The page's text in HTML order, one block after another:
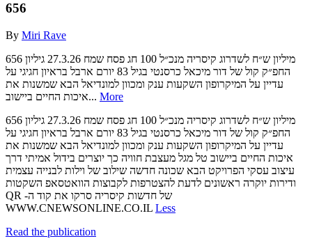
656
By Miri Rave
‫גיליון ‪656‬‬ ‫‪27.3.26‬‬ ‫חג‬ ‫פסח‬ ‫שמח‬ ‫‪100‬‬ ‫מיליון ש״ח‬ ‫לשדרוג‬ ‫קיסריה‬ ‫מנכ״ל
החפ״ק‬ ‫קול של דור‬ ‫מיכאל כרסנטי‬ ‫בגיל ‪ 83‬יורם ארבל‬ ‫בראיון חגיגי על‬
‫עדיין על המיקרופון‬ ‫השקעות ענק‬ ‫ומכוון למונדיאל הבא‬ ‫שמשנות את‬
‫איכות החיים‬ ‫ביישוב‬... More
‫גיליון ‪656‬‬ ‫‪27.3.26‬‬ ‫חג‬ ‫פסח‬ ‫שמח‬ ‫‪100‬‬ ‫מיליון ש״ח‬ ‫לשדרוג‬ ‫קיסריה‬ ‫מנכ״ל
החפ״ק‬ ‫קול של דור‬ ‫מיכאל כרסנטי‬ ‫בגיל ‪ 83‬יורם ארבל‬ ‫בראיון חגיגי על‬
‫עדיין על המיקרופון‬ ‫השקעות ענק‬ ‫ומכוון למונדיאל הבא‬ ‫שמשנות את‬
‫איכות החיים‬ ‫ביישוב‬ ‫טל מגל מעצבת חוויה‬ ‫כך יוצרים בידול אמיתי‬ ‫דרך
עיצוב עסקי‬ ‫הפרויקט הבא‬ ‫שכונה חדשה‬ ‫שילוב של וילות‬ ‫לבנייה עצמית‬
‫ודירות יוקרה‬ ‫ראשונים לדעת‬ ‫להצטרפות לקבוצות הוואטסאפ‬ ‫השקטות
של חדשות קיסריה‬ ‫סרקו את קוד ה‪QR -‬‬
Less
Read the publication